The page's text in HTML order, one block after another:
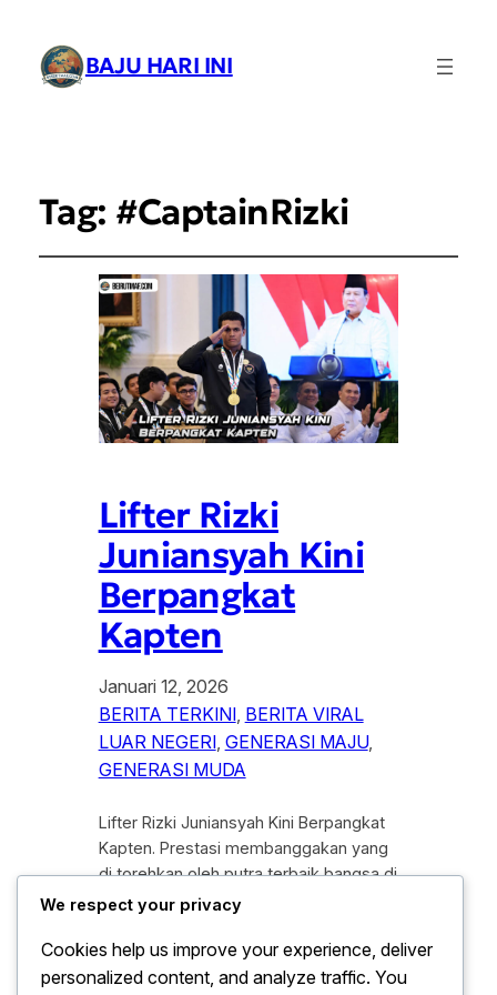
BAJU HARI INI
Tag: #CaptainRizki
Lifter Rizki
Juniansyah Kini
Berpangkat
Kapten
Januari 12, 2026
BERITA TERKINI, BERITA VIRAL
LUAR NEGERI, GENERASI MAJU
GENERASI MUDA
Lifter Rizki Juniansyah Kini Berpangkat
Kapten. Prestasi membanggakan yang
di torehkan oleh putra terbaik bangsa di
kancah internasional kembali
negara. Setelah berhasil menggetarkan
panggung olahraga dunia melalui
We respect your privacy
Cookies help us improve your experience, deliver
personalized content, and analyze traffic. You